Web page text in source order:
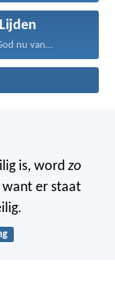
Lijden
nu van...
is, word zo
want er staat